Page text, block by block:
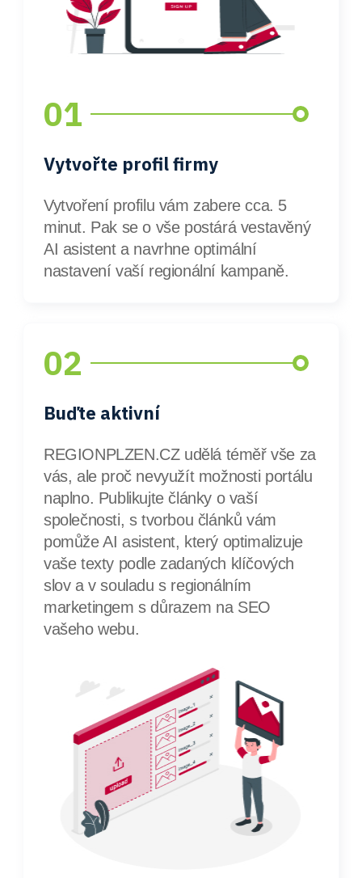
01
Vytvořte profil firmy
Vytvoření profilu vám zabere cca. 5
minut. Pak se o vše postárá vestavěný
AI asistent a navrhne optimální
nastavení vaší regionální kampaně.
02
Buďte aktivní
REGIONPLZEN.CZ udělá téměř vše za
vás, ale proč nevyužít možnosti portálu
naplno. Publikujte články o vaší
společnosti, s tvorbou článků vám
pomůže AI asistent, který optimalizuje
vaše texty podle zadaných klíčových
slov a v souladu s regionálním
marketingem s důrazem na SEO
vašeho webu.